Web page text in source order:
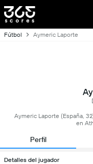
Fútbol Aymeric Laporte
Aymeric Laporte (España,
en
Perfil
Detalles del jugador